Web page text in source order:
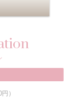
）
標「SDGs」を推進しています。